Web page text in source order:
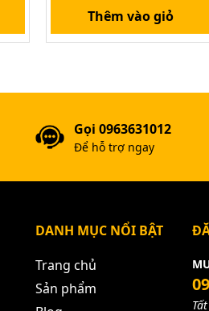
Thêm vào giỏ
Gọi 0963631012
Để hỗ trợ ngay
DANH MỤC NỔI BẬT
Trang chủ
Sản phẩm